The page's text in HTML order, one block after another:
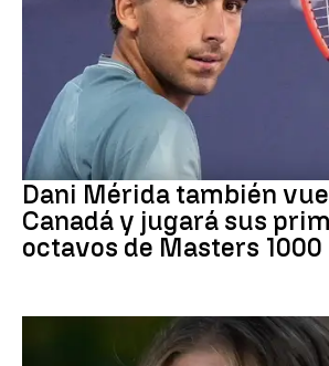
Tenis
Dani Mérida también
Canadá y jugará sus
octavos de Masters 1000